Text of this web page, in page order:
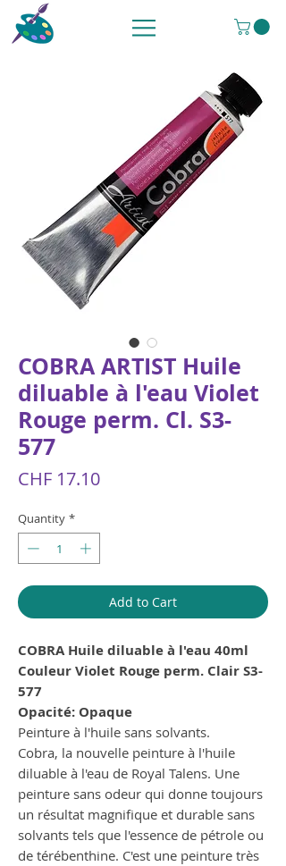
COBRA ARTIST Huile
diluable à l'eau Violet
Rouge perm. Cl. S3-
577
CHF 17.10Price
Quantity *
Add to Cart
COBRA Huile diluable à l'eau 40ml
Couleur Violet Rouge perm. Clair S3-
577
Opacité: Opaque
Peinture à l'huile sans solvants.
Cobra, la nouvelle peinture à l'huile
diluable à l'eau de Royal Talens. Une
peinture sans odeur qui donne toujours
un résultat magnifique et durable sans
solvants tels que l'essence de pétrole ou
de térébenthine. C'est une peinture très